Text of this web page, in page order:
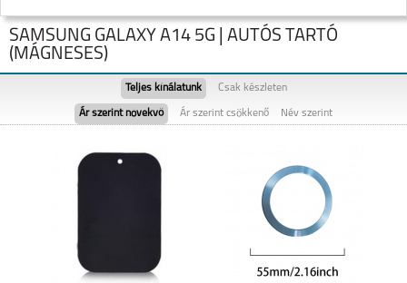
SAMSUNG GALAXY A14 5G | AUTÓS TARTÓ
(MÁGNESES)
Teljes kínálatunk Csak készleten
Ár szerint növekvő Ár szerint csökkenő Név szerint